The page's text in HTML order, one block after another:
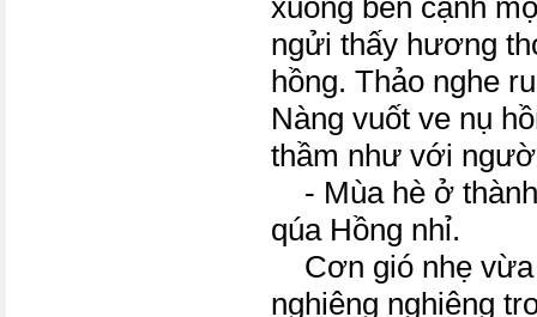
xuống bên cạnh
ngửi thấy hương
hồng. Thảo nghe
Nàng vuốt ve nụ
thầm như với
- Mùa hè ở
qúa Hồng nhỉ.
Cơn gió nhẹ vừa
nghiêng nghiêng